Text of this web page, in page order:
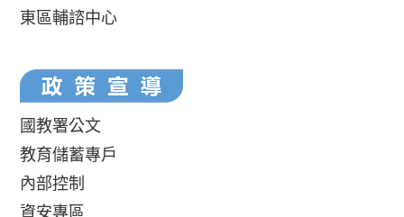
東區輔諮中心
國教署公文
教育儲蓄專戶
內部控制
資安專區